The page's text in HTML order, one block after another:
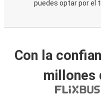
puedes optar por el
Con la
millones